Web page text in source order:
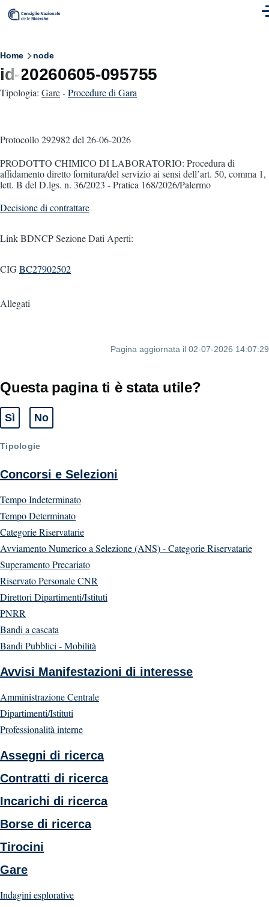
Skip to main content
Breadcrumb
Home node
id-20260605-095755
Tipologia: Gare-Procedure di Gara
Protocollo 292982del 26-06-2026
PRODOTTO CHIMICO DI LABORATORIO: Procedura di
affidamento diretto fornitura/del servizio ai sensi dell’art. 50, comma 1,
lett. B del D.lgs. n. 36/2023 - Pratica 168/2026/Palermo
Decisione di contrattare
Link BDNCP Sezione Dati Aperti:
CIGBC27902502
Allegati
Pagina aggiornata il 02-07-2026 14:07:29
Questa pagina ti è stata utile?
Sì
Tipologie
Concorsi e Selezioni
Tempo Indeterminato
Tempo Determinato
Categorie Riservatarie
Avviamento Numerico a Selezione (ANS) - Categorie Riservatarie
Superamento Precariato
Riservato Personale CNR
Direttori Dipartimenti/Istituti
PNRR
Bandi a cascata
Bandi Pubblici - Mobilità
Avvisi Manifestazioni di interesse
Amministrazione Centrale
Dipartimenti/Istituti
Professionalità interne
Assegni di ricerca
Contratti di ricerca
Incarichi di ricerca
Borse di ricerca
Tirocini
Gare
Indagini esplorative